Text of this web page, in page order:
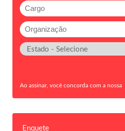
Ao assinar, você concorda com a nossa
Enquete